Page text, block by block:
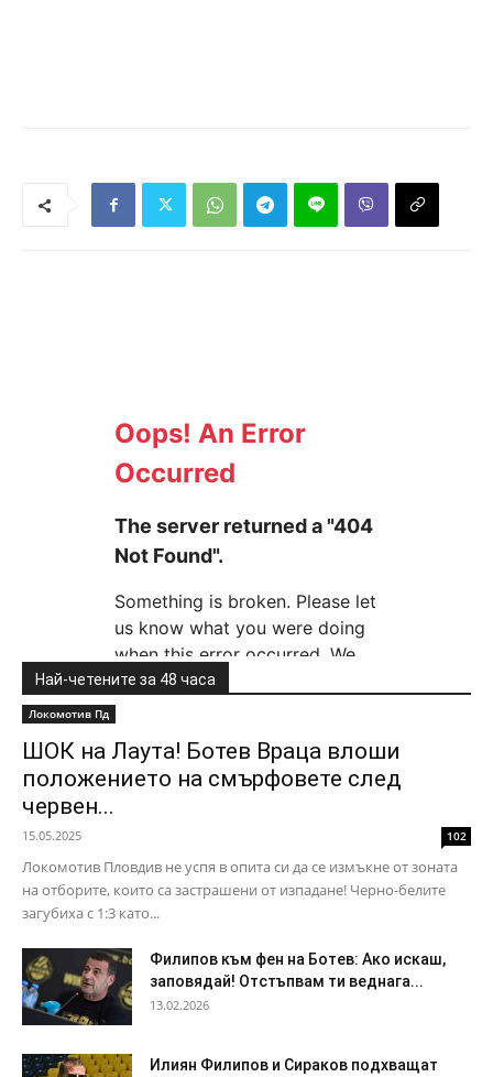
Най-четените за 48 часа
Локомотив Пд
ШОК на Лаута! Ботев Враца влоши
положението на смърфовете след
червен...
15.05.2025 102
Локомотив Пловдив не успя в опита си да се измъкне от зоната
на отборите, които са застрашени от изпадане! Черно-белите
загубиха с 1:3 като...
Филипов към фен на Ботев: Ако искаш,
заповядай! Отстъпвам ти веднага...
13.02.2026
Илиян Филипов и Сираков подхващат